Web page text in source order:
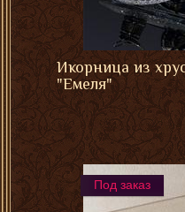
Икорница из
"Емеля"
Под заказ